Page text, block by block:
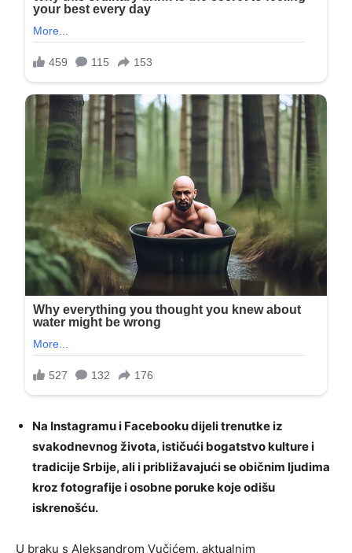
Na Instagramu i Facebooku dijeli trenutke iz
svakodnevnog života, ističući bogatstvo kulture i
tradicije Srbije, ali i približavajući se običnim ljudima
kroz fotografije i osobne poruke koje odišu
iskrenošću.
U braku s Aleksandrom Vučićem, aktualnim